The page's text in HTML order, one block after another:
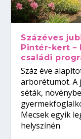
Százéves
Pintér-kert –
családi
Száz éve
arborétumot. A
séták,
Mecsek egyik
helyszínén.